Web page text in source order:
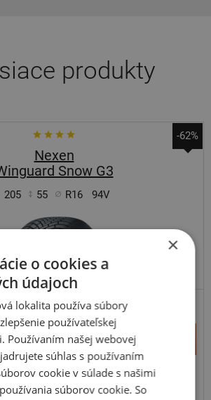
produkty
-62%
Nexen
Snow G3
205 55 R16 94V
ODPORÚČAME
+
Expedujeme budúci prac. deň
predajni v Bratislave 20 ks.
×
o cookies a
údajoch
lokalita používa súbory
používateľskej
Používaním našej webovej
súhlas s používaním
cookie v súlade s našimi
súborov cookie. So